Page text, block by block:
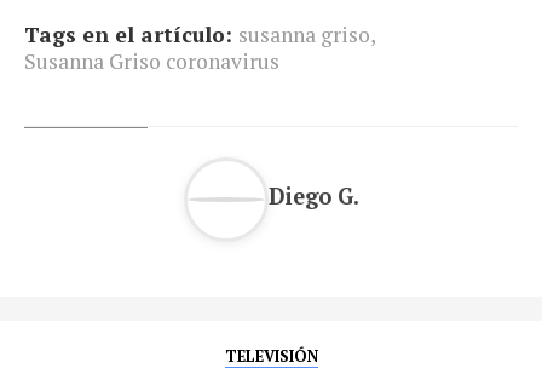
Tags en el artículo: susanna griso,
Susanna Griso coronavirus
Diego G.
TELEVISIÓN